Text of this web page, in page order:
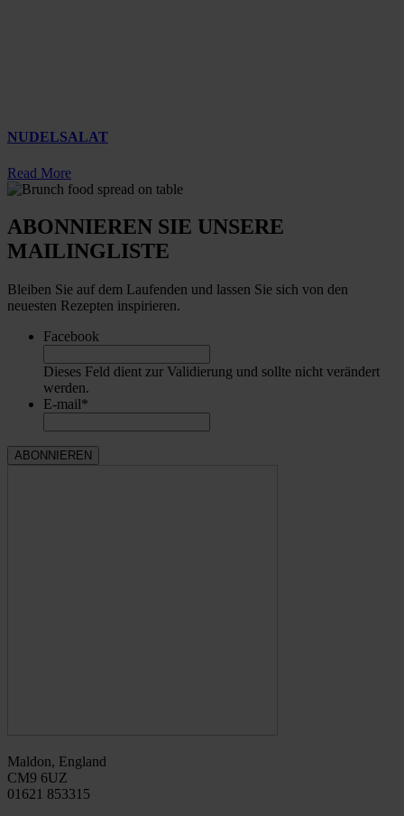
NUDELSALAT
Read More
ABONNIEREN SIE UNSERE
MAILINGLISTE
Bleiben Sie auf dem Laufenden und lassen Sie sich von den
neuesten Rezepten inspirieren.
Facebook
Dieses Feld dient zur Validierung und sollte nicht verändert
werden.
E-mail*
Maldon, England
CM9 6UZ
01621 853315